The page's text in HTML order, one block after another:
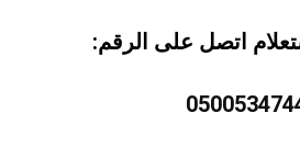
اتصل على الرقم: